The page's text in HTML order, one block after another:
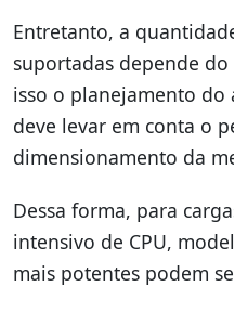
Entretanto, a
suportadas depende
isso o planejamento
deve levar em conta o
dimensionamento da
Dessa forma, para
intensivo de CPU,
mais potentes podem